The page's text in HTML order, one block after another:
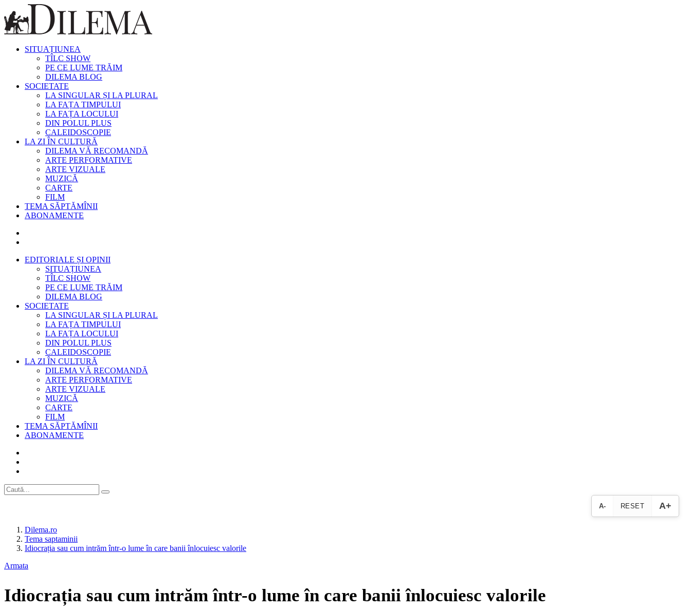
SITUAȚIUNEA
TÎLC SHOW
PE CE LUME TRĂIM
DILEMA BLOG
SOCIETATE
LA SINGULAR ȘI LA PLURAL
LA FAȚA TIMPULUI
LA FAȚA LOCULUI
DIN POLUL PLUS
CALEIDOSCOPIE
LA ZI ÎN CULTURĂ
DILEMA VĂ RECOMANDĂ
ARTE PERFORMATIVE
ARTE VIZUALE
MUZICĂ
CARTE
FILM
TEMA SĂPTĂMÎNII
ABONAMENTE
EDITORIALE ȘI OPINII
SITUAȚIUNEA
TÎLC SHOW
PE CE LUME TRĂIM
DILEMA BLOG
SOCIETATE
LA SINGULAR ȘI LA PLURAL
LA FAȚA TIMPULUI
LA FAȚA LOCULUI
DIN POLUL PLUS
CALEIDOSCOPIE
LA ZI ÎN CULTURĂ
DILEMA VĂ RECOMANDĂ
ARTE PERFORMATIVE
ARTE VIZUALE
MUZICĂ
CARTE
FILM
TEMA SĂPTĂMÎNII
ABONAMENTE
A- RESET A+
Dilema.ro
Tema saptaminii
Idiocrația sau cum intrăm într-o lume în care banii înlocuiesc valorile
Armata
Idiocrația sau cum intrăm într-o lume în care banii înlocuiesc valorile